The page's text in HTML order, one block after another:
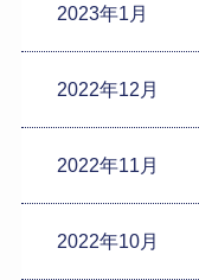
2023年1月
2022年12月
2022年11月
2022年10月